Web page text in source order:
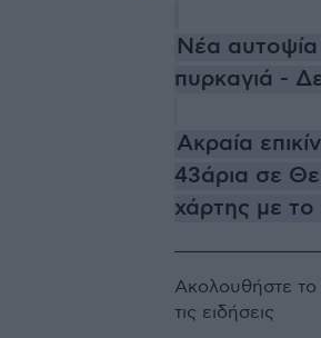
Νέα αυτοψία
πυρκαγιά -
Ακραία
43άρια σε
χάρτης με
Ακολουθήστε το
τις ειδήσεις